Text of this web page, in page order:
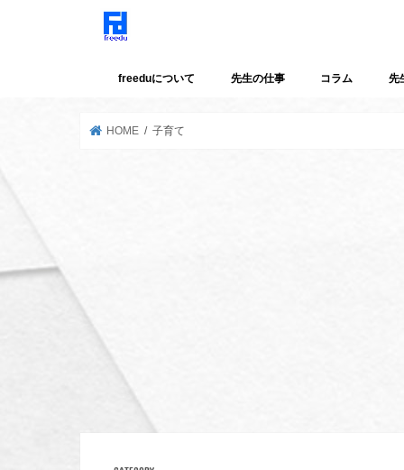
freeduについて 先生の仕事 コラム 先
HOME 子育て